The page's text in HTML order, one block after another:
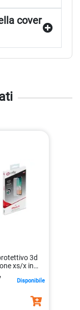
cover
3d
xs/x in
alta qualità
Disponibile